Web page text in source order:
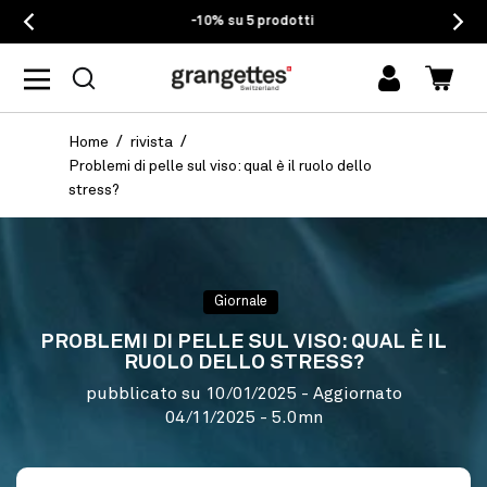
-10% su 5 prodotti
Accedi
Home
rivista
Problemi di pelle sul viso: qual è il ruolo dello
stress?
Giornale
PROBLEMI DI PELLE SUL VISO: QUAL È IL
RUOLO DELLO STRESS?
pubblicato su 10/01/2025 - Aggiornato
04/11/2025 - 5.0mn